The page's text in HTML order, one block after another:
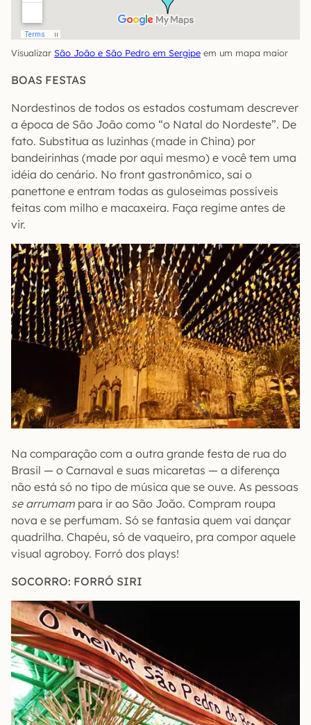
Visualizar São João e São Pedro em Sergipe em um mapa maior
BOAS FESTAS
Nordestinos de todos os estados costumam descrever
a época de São João como “o Natal do Nordeste”. De
fato. Substitua as luzinhas (made in China) por
bandeirinhas (made por aqui mesmo) e você tem uma
idéia do cenário. No front gastronômico, sai o
panettone e entram todas as guloseimas possíveis
feitas com milho e macaxeira. Faça regime antes de
vir.
Na comparação com a outra grande festa de rua do
Brasil — o Carnaval e suas micaretas — a diferença
não está só no tipo de música que se ouve. As pessoas
se arrumam para ir ao São João. Compram roupa
nova e se perfumam. Só se fantasia quem vai dançar
quadrilha. Chapéu, só de vaqueiro, pra compor aquele
visual agroboy. Forró dos plays!
SOCORRO: FORRÓ SIRI